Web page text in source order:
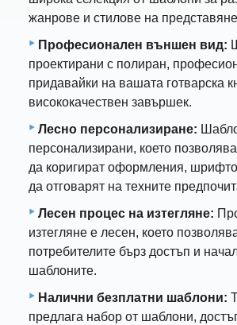
жанрове и стилове на
Професионален външен вид:
проектирани с полиран,
придавайки на вашата готварска
висококачествен завършек.
Лесно персонализиране:
персонализирани, което
да коригират оформления,
да отговарят на техните
Лесен процес на изтегляне:
изтегляне е лесен, което
потребителите бърз достъп и
шаблоните.
Налични безплатни шаблони:
предлага набор от шаблони,